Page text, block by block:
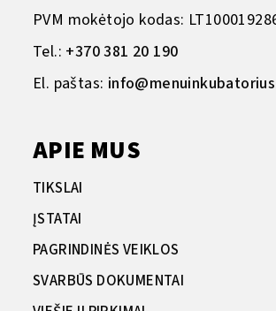
PVM mokėtojo kodas:
Tel.: +370 381 20 190
El. paštas:
APIE MUS
TIKSLAI
ĮSTATAI
PAGRINDINĖS VEIKLOS
SVARBŪS DOKUMENTAI